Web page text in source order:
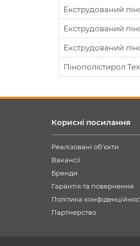
Екструдований
Екструдований
Екструдований
Пінополістирол
Корисні посилання
Реалізовані об'єкти
Вакансії
Бренди
Гарантія та повернення
Політика
Партнерство